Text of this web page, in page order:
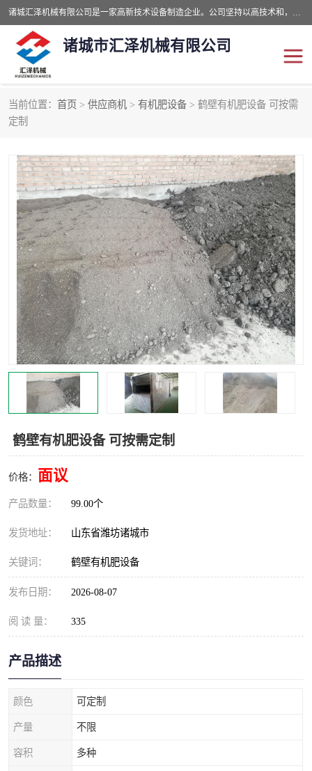
诸城汇泽机械有限公司是一家高新技术设备制造企业。公司坚持以高技术和，高服务于用户，以的环保机械制造设备赢的用户的信赖。现在主要生产死亡畜禽无害化处理和立式和卧式有机肥设备，搅拌机，烘干机，高温发酵机等。污水处理设备，固液分离机。气浮机，化制机等。公司秉承品质，用户至上，科技创新的经营理。
诸城市汇泽机械有限公司
当前位置： 首页 > 供应商机 > 有机肥设备 > 鹤壁有机肥设备 可按需
定制
鹤壁有机肥设备 可按需定制
价格： 面议
产品数量： 99.00个
发货地址： 山东省潍坊诸城市
关键词： 鹤壁有机肥设备
发布日期： 2026-08-07
阅 读 量： 335
产品描述
颜色 可定制
产量 不限
容积 多种
发酵设备
鸡粪发酵机 有机肥设备
纳米膜好氧发酵堆肥机 粪污烘干酶体机
膜式堆肥机 纳米膜发酵
膜式发酵仓 分子膜堆肥仓
分子膜发酵堆肥设备